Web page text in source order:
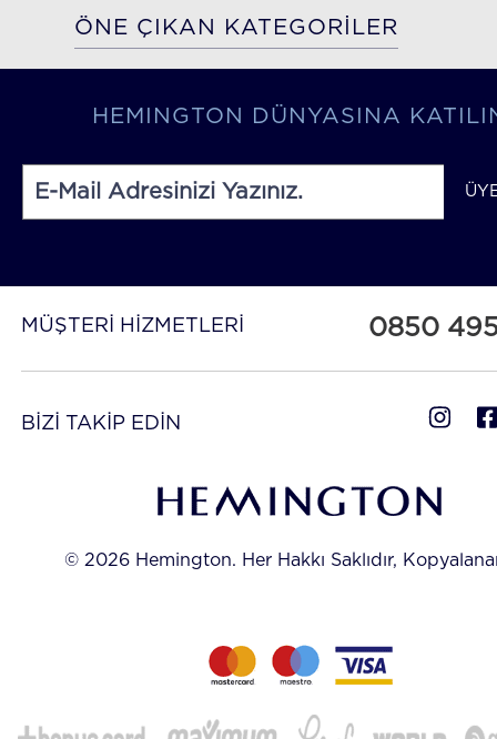
ÖNE ÇIKAN KATEGORİLER
HEMINGTON DÜNYASINA
MÜŞTERİ HİZMETLERİ 0850
BİZİ TAKİP EDİN
© 2026 Hemington. Her Hakkı Saklıdır,